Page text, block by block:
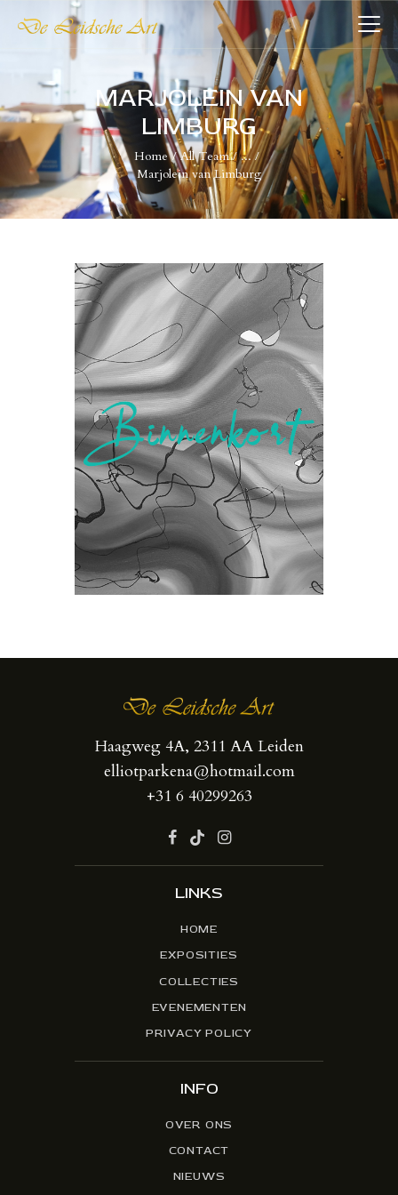
MARJOLEIN VAN
LIMBURG
Home All Team
...
Marjolein van Limburg
DE LEIDSCHE ART
De plaatst voor kunst
HOME
COLLECTIES
VERENIGING
WIE WIJ ZIJN
CONTACT
Haagweg 4A, 2311 AA Leiden
elliotparkena@hotmail.com
+31 6 40299263
LINKS
HOME
EXPOSITIES
COLLECTIES
EVENEMENTEN
PRIVACY POLICY
INFO
OVER ONS
CONTACT
NIEUWS